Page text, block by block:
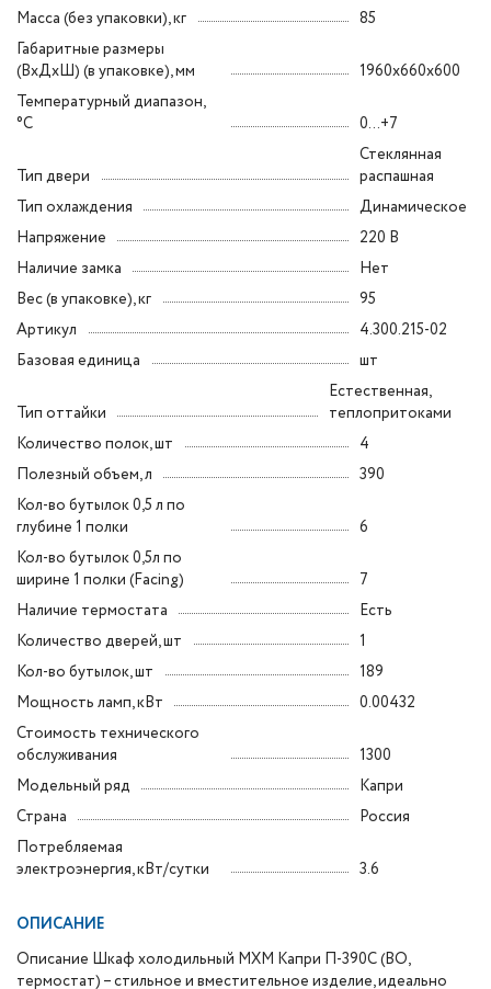
Масса (без упаковки), кг
85
Габаритные размеры
(ВxДxШ) (в упаковке), мм
1960x660x600
Температурный диапазон,
°C
0…+7
Тип двери
Стеклянная
распашная
Тип охлаждения
Динамическое
Напряжение
220 В
Наличие замка
Нет
Вес (в упаковке), кг
95
Артикул
4.300.215-02
Базовая единица
шт
Тип оттайки
Естественная,
теплопритоками
Количество полок, шт
4
Полезный объем, л
390
Кол-во бутылок 0,5 л по
глубине 1 полки
6
Кол-во бутылок 0,5л по
ширине 1 полки (Facing)
7
Наличие термостата
Есть
Количество дверей, шт
1
Кол-во бутылок, шт
189
Мощность ламп, кВт
0.00432
Стоимость технического
обслуживания
1300
Модельный ряд
Капри
Страна
Россия
Потребляемая
электроэнергия, кВт/сутки
3.6
ОПИСАНИЕ
Описание Шкаф холодильный МХМ Капри П-390С (ВО,
термостат) – стильное и вместительное изделие, идеально